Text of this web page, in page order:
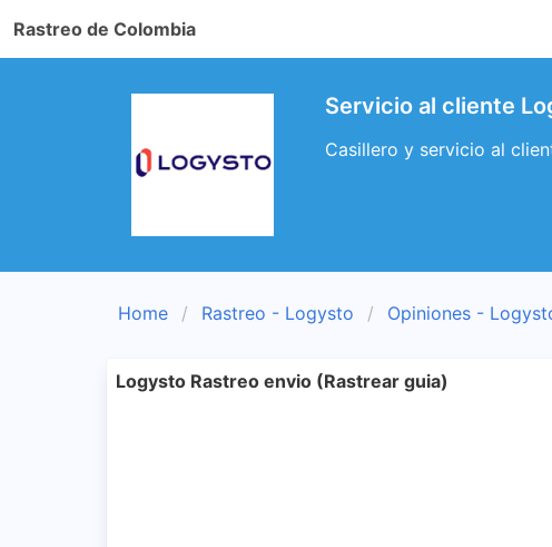
Rastreo de Colombia
Servicio al cliente
Casillero y servicio al
Home Rastreo - Logysto Opiniones -
Logysto Rastreo envio (Rastrear guia)